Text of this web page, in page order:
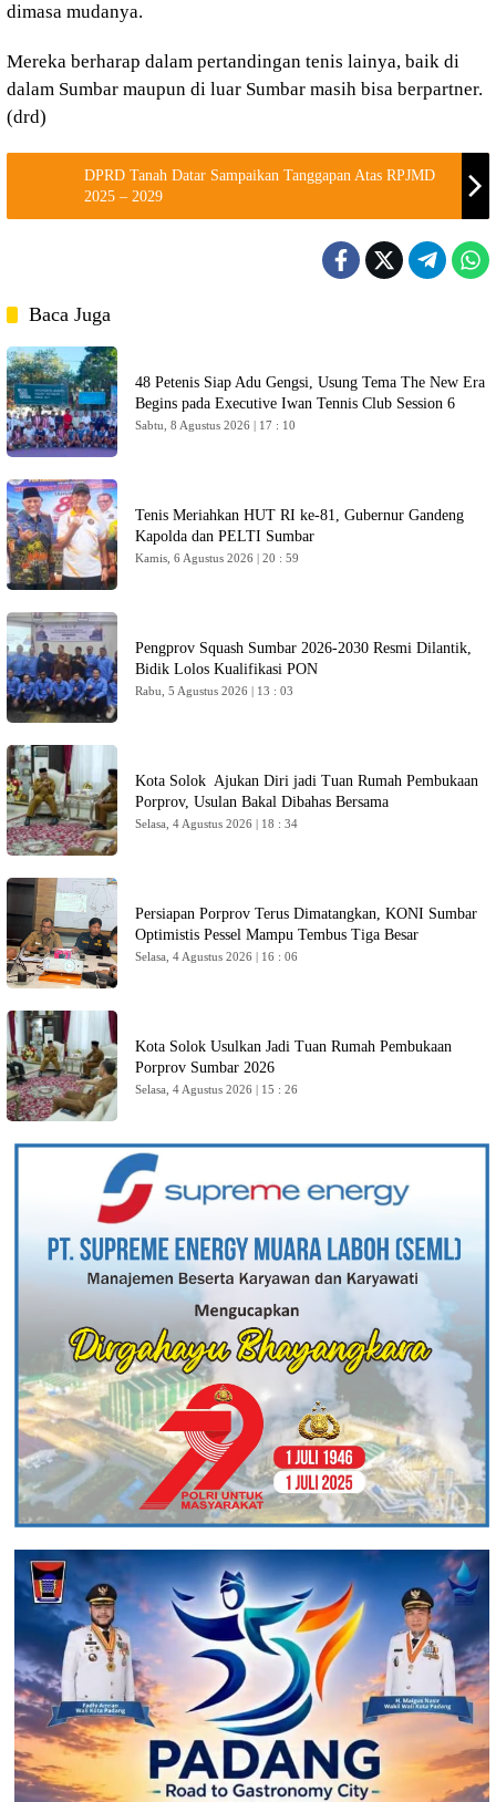
dimasa mudanya.
Mereka berharap dalam pertandingan tenis lainya, baik di
dalam Sumbar maupun di luar Sumbar masih bisa berpartner.
(drd)
DPRD Tanah Datar Sampaikan Tanggapan Atas RPJMD
2025 – 2029
Baca Juga
48 Petenis Siap Adu Gengsi, Usung Tema The New Era
Begins pada Executive Iwan Tennis Club Session 6
Sabtu, 8 Agustus 2026 | 17 : 10
Tenis Meriahkan HUT RI ke-81, Gubernur Gandeng
Kapolda dan PELTI Sumbar
Kamis, 6 Agustus 2026 | 20 : 59
Pengprov Squash Sumbar 2026-2030 Resmi Dilantik,
Bidik Lolos Kualifikasi PON
Rabu, 5 Agustus 2026 | 13 : 03
Kota Solok Ajukan Diri jadi Tuan Rumah Pembukaan
Porprov, Usulan Bakal Dibahas Bersama
Selasa, 4 Agustus 2026 | 18 : 34
Persiapan Porprov Terus Dimatangkan, KONI Sumbar
Optimistis Pessel Mampu Tembus Tiga Besar
Selasa, 4 Agustus 2026 | 16 : 06
Kota Solok Usulkan Jadi Tuan Rumah Pembukaan
Porprov Sumbar 2026
Selasa, 4 Agustus 2026 | 15 : 26